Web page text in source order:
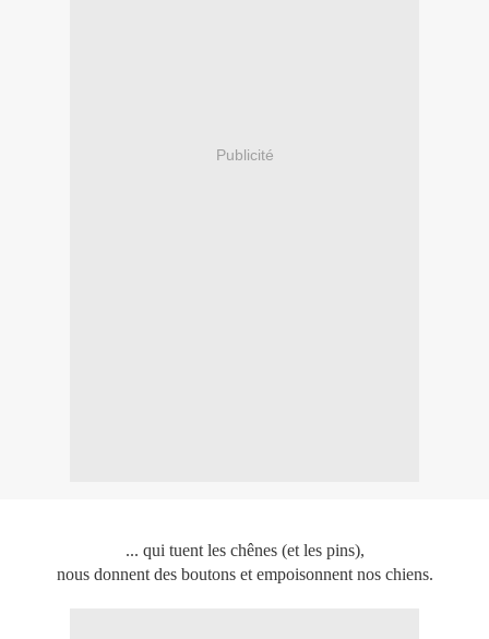
Publicité
... qui tuent les chênes (et les pins),
nous donnent des boutons et empoisonnent nos chiens.